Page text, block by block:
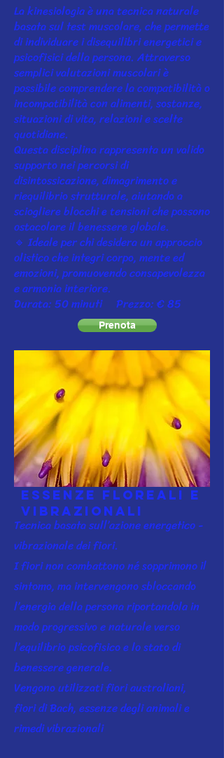
La kinesiologia è una tecnica naturale
basata sul test muscolare, che permette
di individuare i disequilibri energetici e
psicofisici della persona. Attraverso
semplici valutazioni muscolari è
possibile comprendere la compatibilità o
incompatibilità con alimenti, sostanze,
situazioni di vita, relazioni e scelte
quotidiane.
Questa disciplina rappresenta un valido
supporto nei percorsi di
disintossicazione, dimagrimento e
riequilibrio strutturale, aiutando a
sciogliere blocchi e tensioni che possono
ostacolare il benessere globale.
🔹 Ideale per chi desidera un approccio
olistico che integri corpo, mente ed
emozioni, promuovendo consapevolezza
e armonia interiore.
Durata: 50 minuti Prezzo: € 85
Prenota
Essenze floreali e
vibrazionali
Tecnica basata sull’azione energetico -
vibrazionale dei fiori.
I fiori non combattono né sopprimono il
sintomo, ma intervengono sbloccando
l’energia della persona riportandola in
modo progressivo e naturale verso
l’equilibrio psicofisico e lo stato di
benessere generale.
Vengono utilizzati fiori australiani,
fiori di Bach, essenze degli animali e
rimedi vibrazionali